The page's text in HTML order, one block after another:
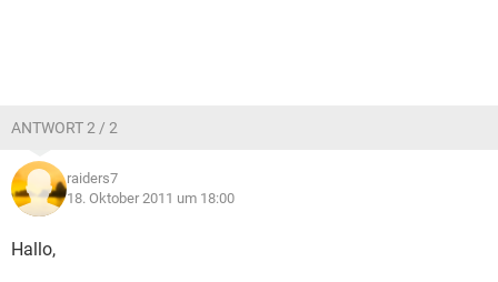
ANTWORT 2 / 2
raiders7
18. Oktober 2011 um 18:00
Hallo,